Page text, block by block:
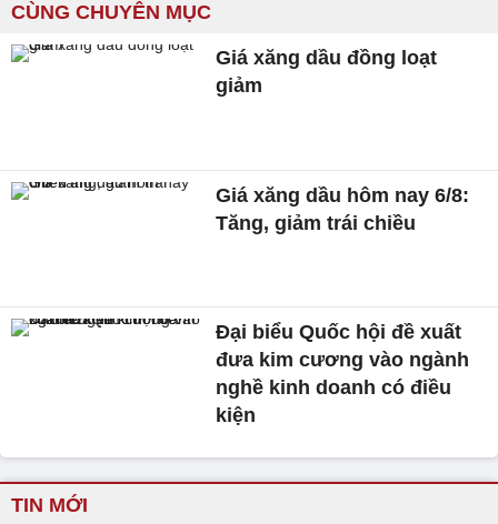
CÙNG CHUYÊN MỤC
Giá xăng dầu đồng loạt
giảm
Giá xăng dầu hôm nay 6/8:
Tăng, giảm trái chiều
Đại biểu Quốc hội đề xuất
đưa kim cương vào ngành
nghề kinh doanh có điều
kiện
TIN MỚI